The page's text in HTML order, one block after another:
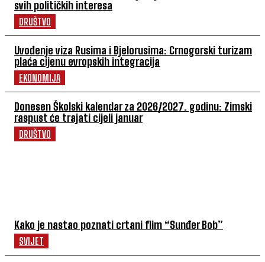
svih političkih interesa
DRUŠTVO
Uvođenje viza Rusima i Bjelorusima: Crnogorski turizam
plaća cijenu evropskih integracija
EKONOMIJA
Donesen Školski kalendar za 2026/2027. godinu: Zimski
raspust će trajati cijeli januar
DRUŠTVO
Kako je nastao poznati crtani flim “Sunđer Bob”
SVIJET